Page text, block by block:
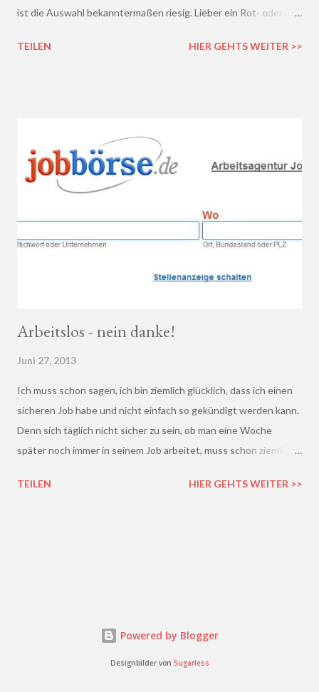
ist die Auswahl bekanntermaßen riesig. Lieber ein Rot- oder
lieblich? Du hast die Qual der Wahl :D Wenn du so wie ich kaum
TEILEN HIER GEHTS WEITER >>
Arbeitslos - nein danke!
Juni 27, 2013
Ich muss schon sagen, ich bin ziemlich glücklich, dass ich einen
sicheren Job habe und nicht einfach so gekündigt werden kann.
Denn sich täglich nicht sicher zu sein, ob man eine Woche
später noch immer in seinem Job arbeitet, muss schon ziemlich
derzeitigen Situation kommt es ja leider gar nicht so wenig vor,
TEILEN HIER GEHTS WEITER >>
Powered by Blogger
Designbilder von 5ugarless